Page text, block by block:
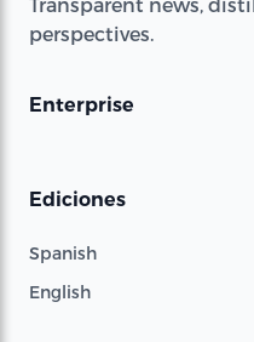
perspectives.
Enterprise
Ediciones
Spanish
English